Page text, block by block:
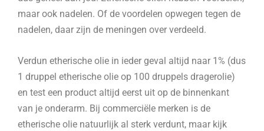
maar ook nadelen. Of de voordelen opwegen tegen de
nadelen, daar zijn de meningen over verdeeld.
Verdun etherische olie in ieder geval altijd naar 1% (dus
1 druppel etherische olie op 100 druppels dragerolie)
en test een product altijd eerst uit op de binnenkant
van je onderarm. Bij commerciële merken is de
etherische olie natuurlijk al sterk verdunt, maar kijk